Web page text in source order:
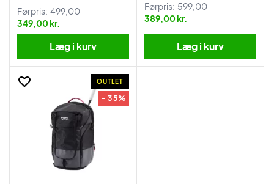
Førpris: 499,00
349,00 kr.
Læg i kurv
Førpris: 599,00
389,00 kr.
Læg i kurv
OUTLET
- 35%